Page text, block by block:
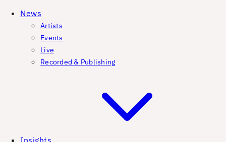
News
Artists
Events
Live
Recorded & Publishing
Insights